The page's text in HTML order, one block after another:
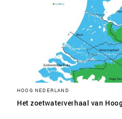
HOOG NEDERLAND
Het zoetwaterverhaal van